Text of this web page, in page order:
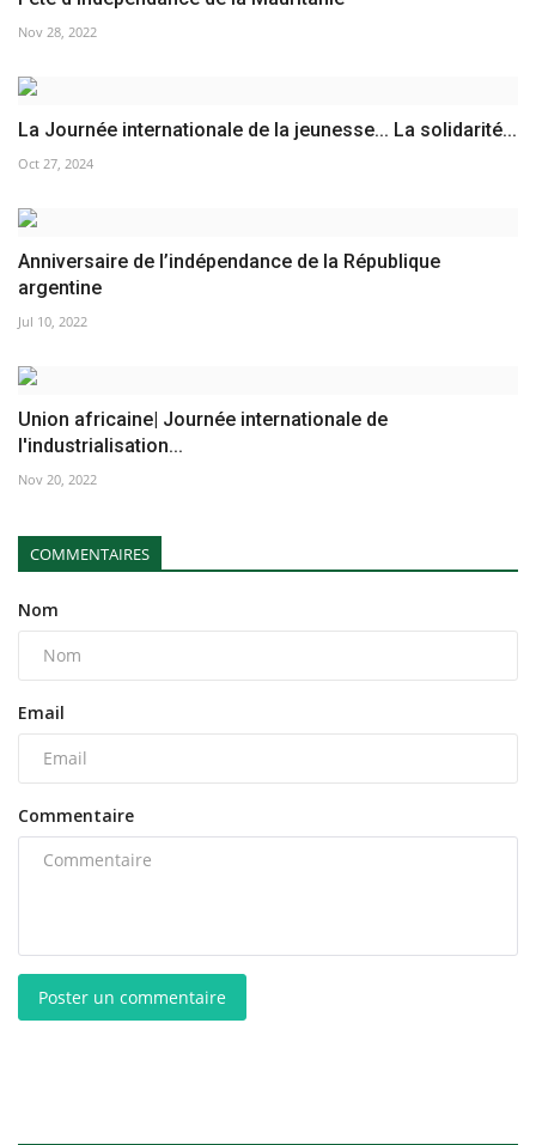
Nov 28, 2022
La Journée internationale de la jeunesse... La solidarité...
Oct 27, 2024
Anniversaire de l’indépendance de la République
argentine
Jul 10, 2022
Union africaine| Journée internationale de
l'industrialisation...
Nov 20, 2022
COMMENTAIRES
Nom
Email
Commentaire
Poster un commentaire